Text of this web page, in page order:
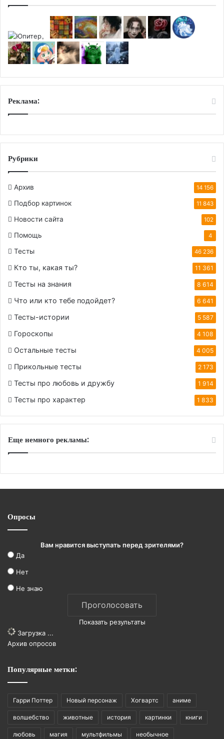
Реклама:
Рубрики
Архив 14 156
Подбор картинок 11 843
Новости сайта 102
Помощь 4
Тесты 46 236
Кто ты, какая ты? 11 361
Тесты на знания 8 614
Что или кто тебе подойдет? 6 641
Тесты-истории 5 587
Гороскопы 4 108
Остальные тесты 4 005
Прикольные тесты 2 173
Тесты про любовь и дружбу 1 914
Тесты про характер 1 833
Еще немного рекламы:
Опросы
Вам нравится выступать перед зрителями?
Да
Нет
Не знаю
Показать результаты
Загрузка ...
Архив опросов
Популярные метки:
Гарри Поттер Новый персонаж Хогвартс аниме
волшебство животные история картинки книги
любовь магия мультфильмы необычное